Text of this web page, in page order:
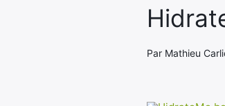
Par Mathieu